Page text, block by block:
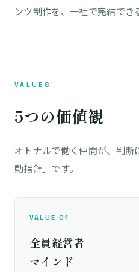
ンツ制作を、一社で完結でき
VALUES
5つの価値観
オトナルで働く仲間が、判
動指針」です。
VALUE 01
全員経営者
マインド